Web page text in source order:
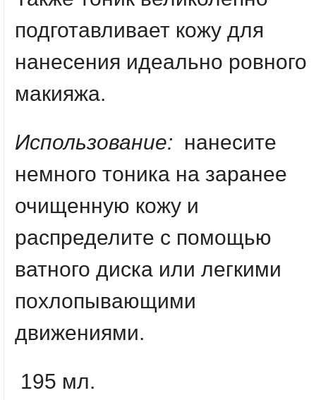
подготавливает кожу для
нанесения идеально ровного
макияжа.
Использование: нанесите
немного тоника на заранее
очищенную кожу и
распределите с помощью
ватного диска или легкими
похлопывающими
движениями.
195 мл.